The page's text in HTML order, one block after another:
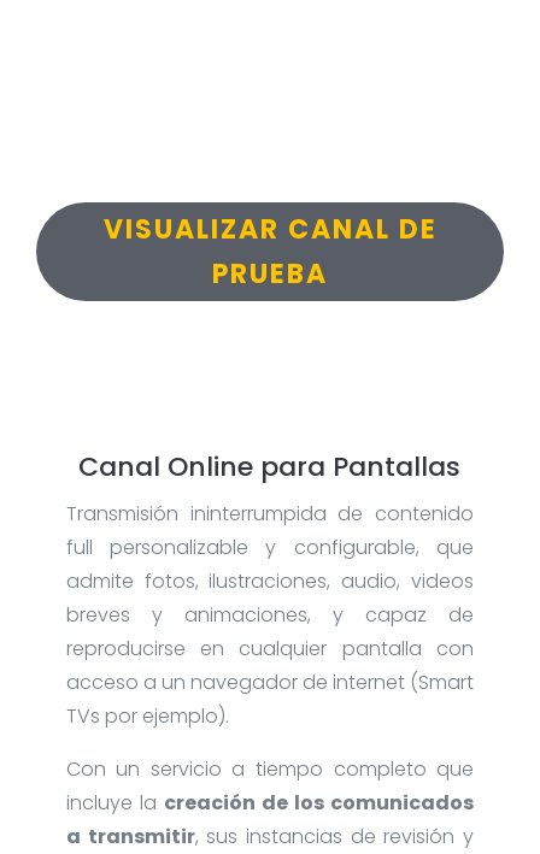
VISUALIZAR CANAL DE
PRUEBA
Canal Online para Pantallas
Transmisión ininterrumpida de contenido
full personalizable y configurable, que
admite fotos, ilustraciones, audio, videos
breves y animaciones, y capaz de
reproducirse en cualquier pantalla con
acceso a un navegador de internet (Smart
TVs por ejemplo).
Con un servicio a tiempo completo que
incluye la creación de los comunicados
a transmitir, sus instancias de revisión y